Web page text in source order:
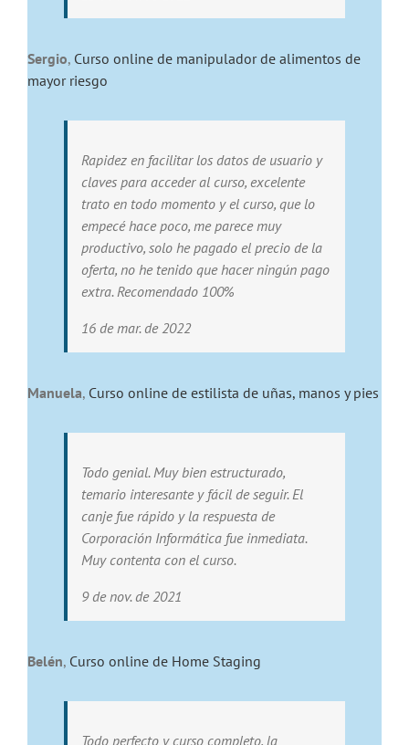
Sergio, Curso online de manipulador de alimentos de
mayor riesgo
Rapidez en facilitar los datos de usuario y
claves para acceder al curso, excelente
trato en todo momento y el curso, que lo
empecé hace poco, me parece muy
productivo, solo he pagado el precio de la
oferta, no he tenido que hacer ningún pago
extra. Recomendado 100%
16 de mar. de 2022
Manuela, Curso online de estilista de uñas, manos y pies
Todo genial. Muy bien estructurado,
temario interesante y fácil de seguir. El
canje fue rápido y la respuesta de
Corporación Informática fue inmediata.
Muy contenta con el curso.
9 de nov. de 2021
Belén, Curso online de Home Staging
Todo perfecto y curso completo, la